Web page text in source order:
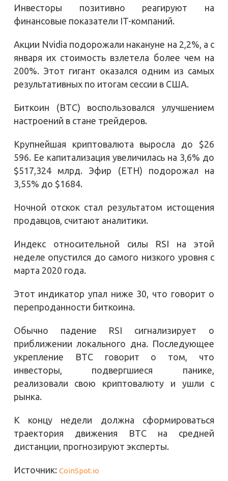
Инвесторы позитивно реагируют на
финансовые показатели IT-компаний.
Акции Nvidia подорожали накануне на 2,2%, а с
января их стоимость взлетела более чем на
200%. Этот гигант оказался одним из самых
результативных по итогам сессии в США.
Биткоин (BTC) воспользовался улучшением
настроений в стане трейдеров.
Крупнейшая криптовалюта выросла до $26
596. Ее капитализация увеличилась на 3,6% до
$517,324 млрд. Эфир (ETH) подорожал на
3,55% до $1684.
Ночной отскок стал результатом истощения
продавцов, считают аналитики.
Индекс относительной силы RSI на этой
неделе опустился до самого низкого уровня с
марта 2020 года.
Этот индикатор упал ниже 30, что говорит о
перепроданности биткоина.
Обычно падение RSI сигнализирует о
приближении локального дна. Последующее
укрепление BTC говорит о том, что
инвесторы, подвергшиеся панике,
реализовали свою криптовалюту и ушли с
рынка.
К концу недели должна сформироваться
траектория движения BTC на средней
дистанции, прогнозируют эксперты.
Источник: CoinSpot.io